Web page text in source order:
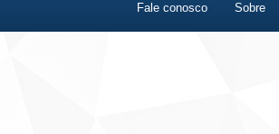
Fale conosco Sobre